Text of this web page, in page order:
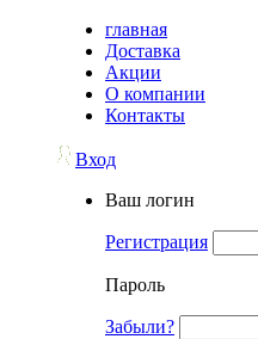
главная
Доставка
Акции
О компании
Контакты
Вход
Ваш логин
Регистрация
Пароль
Забыли?